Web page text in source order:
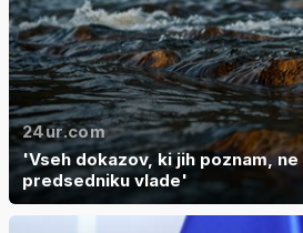
24ur.com
'Vseh dokazov, ki jih poznam,
predsedniku vlade'